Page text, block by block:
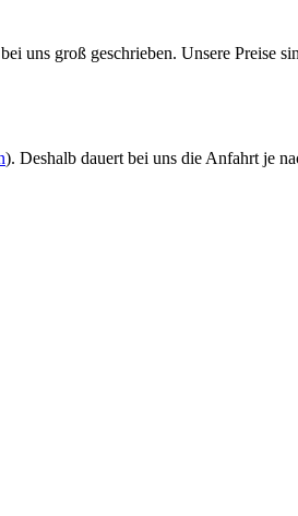
uns groß geschrieben. Unsere Preise
). Deshalb dauert bei uns die Anfahrt je